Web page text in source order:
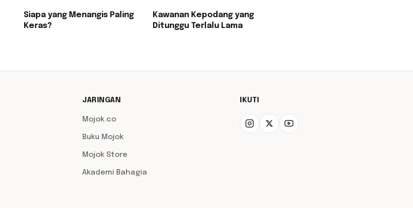
Siapa yang Menangis Paling
Keras?
Kawanan Kepodang yang
Ditunggu Terlalu Lama
JARINGAN
Mojok.co
Buku Mojok
Mojok Store
Akademi Bahagia
IKUTI